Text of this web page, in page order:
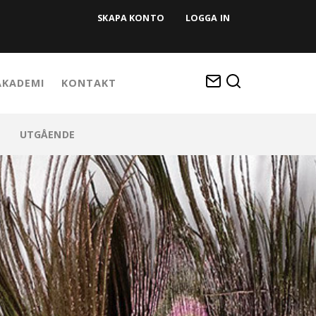
SKAPA KONTO LOGGA IN
KONTAKT
UTGÅENDE